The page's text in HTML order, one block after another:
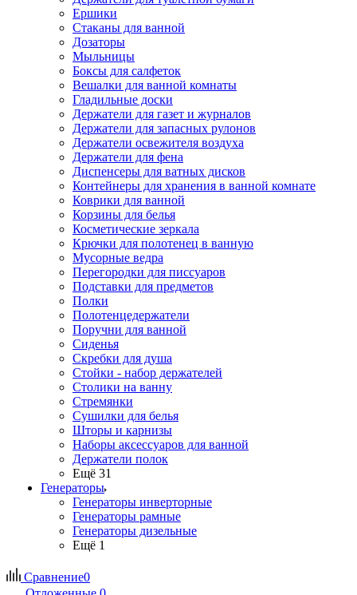
Ершики
Стаканы для ванной
Дозаторы
Мыльницы
Боксы для салфеток
Вешалки для ванной комнаты
Гладильные доски
Держатели для газет и журналов
Держатели для запасных рулонов
Держатели освежителя воздуха
Держатели для фена
Диспенсеры для ватных дисков
Контейнеры для хранения в ванной комнате
Коврики для ванной
Корзины для белья
Косметические зеркала
Крючки для полотенец в ванную
Мусорные ведра
Перегородки для писсуаров
Подставки для предметов
Полки
Полотенцедержатели
Поручни для ванной
Сиденья
Скребки для душа
Стойки - набор держателей
Столики на ванну
Стремянки
Сушилки для белья
Шторы и карнизы
Наборы аксессуаров для ванной
Держатели полок
Ещё 31
Генераторы
Генераторы инверторные
Генераторы рамные
Генераторы дизельные
Ещё 1
Сравнение0